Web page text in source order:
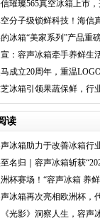
璀璨565真空冰箱上市
分子级锁鲜科技！海信
上新”
冰箱“美家系列”产品重
引领产品
：容声冰箱牵手养鲜生
冰箱同步首发
成立20周年，重温
故事
冰箱引领果蔬保鲜，行
鲜技术
读
冰箱助力于改善冰箱行
名归｜容声冰箱斩获
广杰出贡献
杯赛场！“容声冰箱 养
冰箱再次亮相欧洲杯，
光影》洞察人生，容声